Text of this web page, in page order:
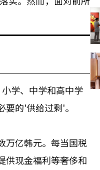
学、中学和高中学
的'供给过剩'。
万亿韩元。每当国税
供现金福利等奢侈和